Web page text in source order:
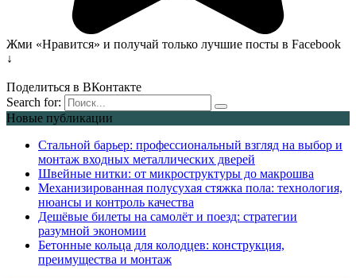
Жми «Нравится» и получай только лучшие посты в Facebook
↓
Поделиться в ВКонтакте
Search for:
Новые публикации
Стальной барьер: профессиональный взгляд на выбор и
монтаж входных металлических дверей
Швейные нитки: от микроструктуры до макрошва
Механизированная полусухая стяжка пола: технология,
нюансы и контроль качества
Дешёвые билеты на самолёт и поезд: стратегии
разумной экономии
Бетонные кольца для колодцев: конструкция,
преимущества и монтаж